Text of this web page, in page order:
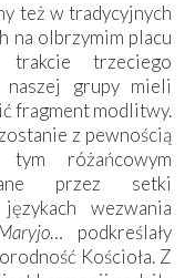
też w tradycyjnych
na olbrzymim placu
trzeciego
naszej grupy mieli
fragment modlitwy.
z pewnością
tym różańcowym
przez setki
wezwania
… podkreślały
Kościoła. Z